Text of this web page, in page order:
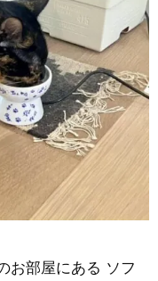
お部屋にある ソフ